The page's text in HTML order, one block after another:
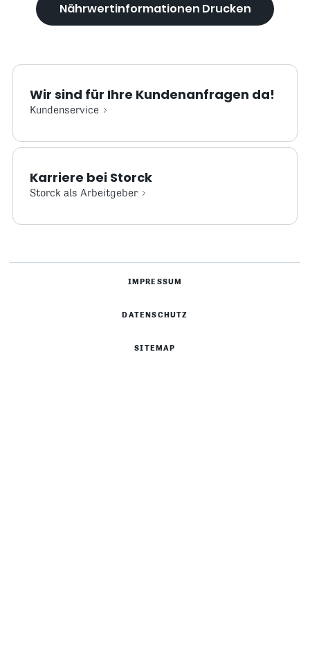
Nährwertinformationen Drucken
Wir sind für Ihre Kundenanfragen da!
Kundenservice
Karriere bei Storck
Storck als Arbeitgeber
IMPRESSUM
DATENSCHUTZ
SITEMAP